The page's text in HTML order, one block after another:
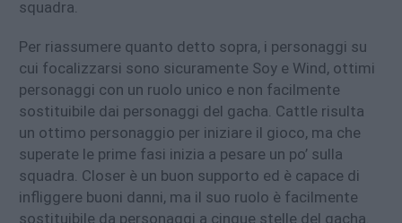
squadra.
Per riassumere quanto detto sopra, i personaggi su
cui focalizzarsi sono sicuramente Soy e Wind, ottimi
personaggi con un ruolo unico e non facilmente
sostituibile dai personaggi del gacha. Cattle risulta
un ottimo personaggio per iniziare il gioco, ma che
superate le prime fasi inizia a pesare un po’ sulla
squadra. Closer è un buon supporto ed è capace di
infliggere buoni danni, ma il suo ruolo è facilmente
sostituibile da personaggi a cinque stelle del gacha.